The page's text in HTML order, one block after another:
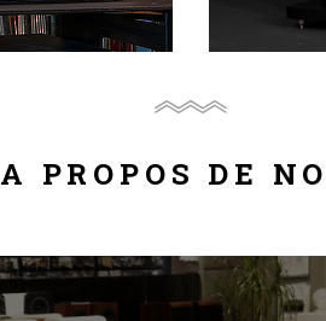
A PROPOS DE